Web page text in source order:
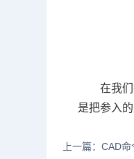
在我
是把参入
上一篇：CAD